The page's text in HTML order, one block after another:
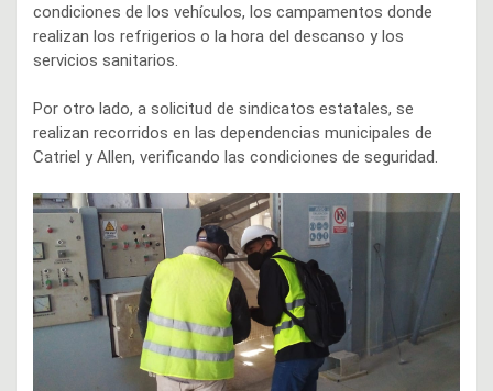
condiciones de los vehículos, los campamentos donde
realizan los refrigerios o la hora del descanso y los
servicios sanitarios.
Por otro lado, a solicitud de sindicatos estatales, se
realizan recorridos en las dependencias municipales de
Catriel y Allen, verificando las condiciones de seguridad.